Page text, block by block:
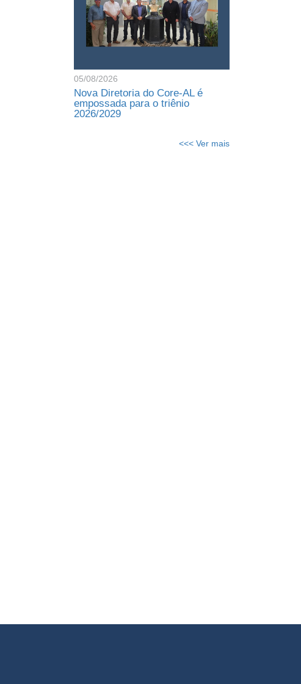
05/08/2026
Nova Diretoria do Core-AL é
empossada para o triênio
2026/2029
<<< Ver mais